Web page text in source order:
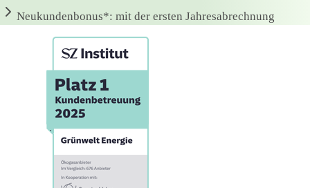
Neukundenbonus*: mit der ersten Jahresabrechnung